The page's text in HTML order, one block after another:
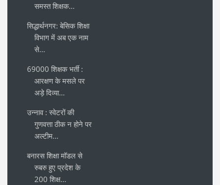
समस्त शिक्षक...
सिद्धार्थनगर: बेसिक शिक्षा
विभाग में अब एक नाम
से...
69000 शिक्षक भर्ती :
आरक्षण के मसले पर
अड़े दिव्या...
उन्नाव : स्वेटरों की
गुणवत्ता ठीक न होने पर
अल्टीम...
बनारस शिक्षा मॉडल से
रुबरु हुए प्रदेश के
200 शिक्ष...